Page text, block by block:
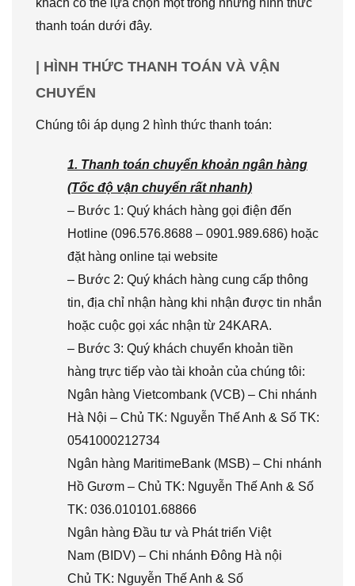
khách có thể lựa chọn một trong những hình thức
thanh toán dưới đây.
| HÌNH THỨC THANH TOÁN VÀ VẬN
CHUYỂN
Chúng tôi áp dụng 2 hình thức thanh toán:
1. Thanh toán chuyển khoản ngân hàng
(Tốc độ vận chuyển rất nhanh)
– Bước 1: Quý khách hàng gọi điện đến
Hotline (096.576.8688 – 0901.989.686) hoặc
đặt hàng online tại website
– Bước 2: Quý khách hàng cung cấp thông
tin, địa chỉ nhận hàng khi nhận được tin nhắn
hoặc cuộc gọi xác nhận từ 24KARA.
– Bước 3: Quý khách chuyển khoản tiền
hàng trực tiếp vào tài khoản của chúng tôi:
Ngân hàng Vietcombank (VCB) – Chi nhánh
Hà Nội – Chủ TK: Nguyễn Thế Anh & Số TK:
0541000212734
Ngân hàng MaritimeBank (MSB) – Chi nhánh
Hồ Gươm – Chủ TK: Nguyễn Thế Anh & Số
TK: 036.010101.68866
Ngân hàng Đầu tư và Phát triển Việt
Nam (BIDV) – Chi nhánh Đông Hà nội
Chủ TK: Nguyễn Thế Anh & Số